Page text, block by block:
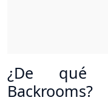
¿De qué
Backrooms?